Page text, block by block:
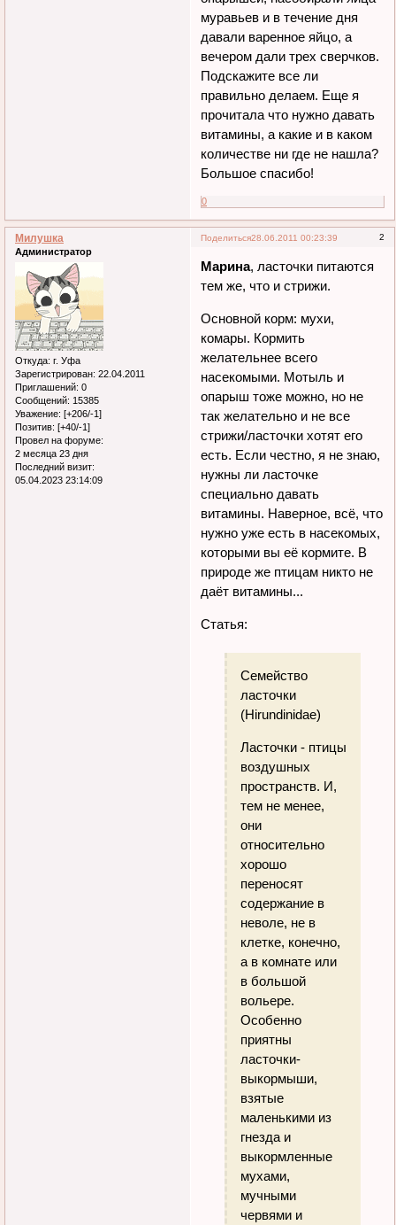
муравьев и в течение дня
давали варенное яйцо, а
вечером дали трех сверчков.
Подскажите все ли
правильно делаем. Еще я
прочитала что нужно давать
витамины, а какие и в каком
количестве ни где не нашла?
Большое спасибо!
0
Поделиться 2
28.06.2011 00:23:39
Милушка
Администратор
Откуда: г. Уфа
Зарегистрирован: 22.04.2011
Приглашений: 0
Сообщений: 15385
Уважение: [+206/-1]
Позитив: [+40/-1]
Провел на форуме:
2 месяца 23 дня
Последний визит:
05.04.2023 23:14:09
Марина, ласточки питаются
тем же, что и стрижи.
Основной корм: мухи,
комары. Кормить
желательнее всего
насекомыми. Мотыль и
опарыш тоже можно, но не
так желательно и не все
стрижи/ласточки хотят его
есть. Если честно, я не знаю,
нужны ли ласточке
специально давать
витамины. Наверное, всё, что
нужно уже есть в насекомых,
которыми вы её кормите. В
природе же птицам никто не
даёт витамины...
Статья:
Семейство
ласточки
(Hirundinidae)
Ласточки - птицы
воздушных
пространств. И,
тем не менее,
они
относительно
хорошо
переносят
содержание в
неволе, не в
клетке, конечно,
а в комнате или
в большой
вольере.
Особенно
приятны
ласточки-
выкормыши,
взятые
маленькими из
гнезда и
выкормленные
мухами,
мучными
червями и